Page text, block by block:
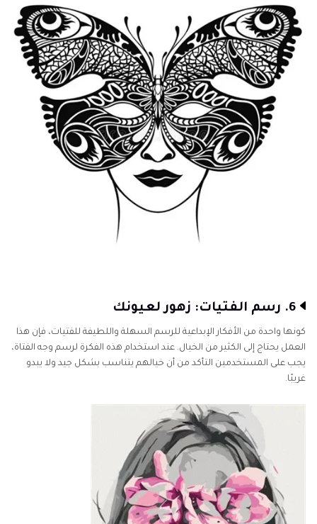
6. رسم الفتيات: زهور لعيونك
كونها واحدة من الأفكار الإبداعية للرسم السهلة واللطيفة للفتيات، فإن هذا
العمل يحتاج إلى الكثير من الخيال. عند استخدام هذه الفكرة لرسم وجه الفتاة،
يجب على المستخدمين التأكد من أن خيالهم يتناسب بشكل جيد ولا يبدو
غريبًا.